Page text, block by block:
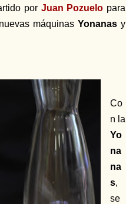
por Juan Pozuelo para
máquinas Yonanas y
Co
n la
Yo
na
na
s,
se